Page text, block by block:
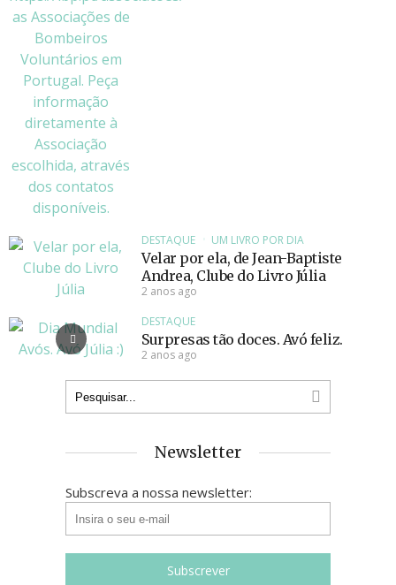
DESTAQUE UM LIVRO POR DIA
Velar por ela, de Jean-Baptiste
Andrea, Clube do Livro Júlia
2 anos ago
DESTAQUE
Surpresas tão doces. Avó feliz.
2 anos ago
Newsletter
Subscreva a nossa newsletter: